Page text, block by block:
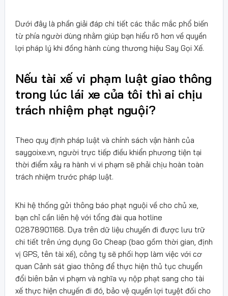
Dưới đây là phần giải đáp chi tiết các thắc mắc phổ biến
từ phía người dùng nhằm giúp bạn hiểu rõ hơn về quyền
lợi pháp lý khi đồng hành cùng thương hiệu Say Gọi Xế.
Nếu tài xế vi phạm luật giao thông
trong lúc lái xe của tôi thì ai chịu
trách nhiệm phạt nguội?
Theo quy định pháp luật và chính sách vận hành của
saygoixe.vn, người trực tiếp điều khiển phương tiện tại
thời điểm xảy ra hành vi vi phạm sẽ phải chịu hoàn toàn
trách nhiệm trước pháp luật.
Khi hệ thống gửi thông báo phạt nguội về cho chủ xe,
bạn chỉ cần liên hệ với tổng đài qua hotline
02878901168. Dựa trên dữ liệu chuyến đi được lưu trữ
chi tiết trên ứng dụng Go Cheap (bao gồm thời gian, định
vị GPS, tên tài xế), công ty sẽ phối hợp làm việc với cơ
quan Cảnh sát giao thông để thực hiện thủ tục chuyển
đổi biên bản vi phạm và nghĩa vụ nộp phạt sang cho tài
xế thực hiện chuyến đi đó, bảo vệ quyền lợi tuyệt đối cho